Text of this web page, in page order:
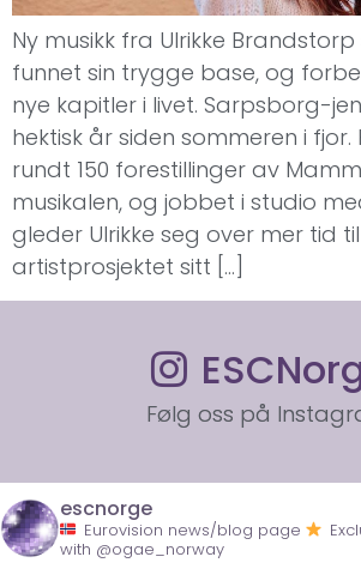
Ny musikk fra Ulrikke
funnet sin trygge base, og
nye kapitler i livet. Sarpsborg-
hektisk år siden sommeren i fjor.
rundt 150 forestillinger av
musikalen, og jobbet i studio
gleder Ulrikke seg over mer tid til
artistprosjektet sitt […]
Følg oss på
escnorge
Eurovision news/blog page
with @ogae_norway